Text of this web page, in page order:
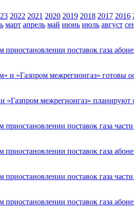
2022 2021 2020 2019 2018 2017 2016
март апрель май июнь июль август
приостановлении поставок газа
и «Газпром межрегионгаз» готовы
«Газпром межрегионгаз» планируют
поставок газа
приостановлении поставок газа
приостановлении поставок газа
приостановлении поставок газа